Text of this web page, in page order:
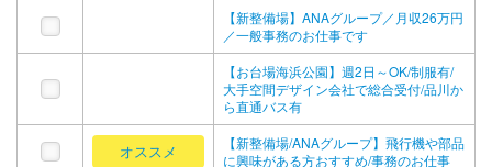
【新整備場】ANAグループ／月収26万円
／一般事務のお仕事です
【お台場海浜公園】週2日～OK/制服有/
大手空間デザイン会社で総合受付/品川か
ら直通バス有
オススメ
【新整備場/ANAグループ】飛行機や部品
に興味がある方おすすめ/事務のお仕事